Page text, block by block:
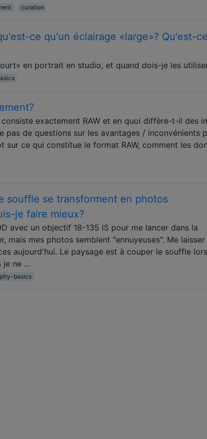
curation
ce qu'un éclairage «large»? Qu'est-ce
en portrait en studio, et quand dois-je les
exactement RAW et en quoi diffère-t-il des
pas de questions sur les avantages / inconvénients
ce qui constitue le format RAW, comment les
souffle se transforment en photos
je faire mieux?
avec un objectif 18-135 IS pour me lancer dans la
mais mes photos semblent "ennuyeuses". Me laisser
aujourd'hui. Le paysage est à couper le souffle
je ne …
basics